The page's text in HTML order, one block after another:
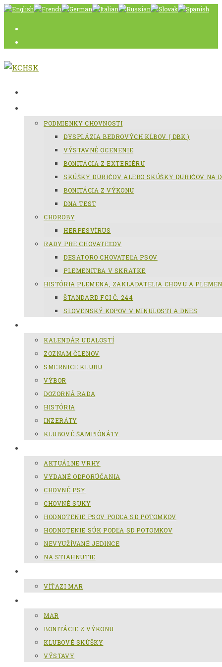
Skip
PODMIENKY CHOVNOSTI
DYSPLÁZIA BEDROVÝCH KĹBOV ( DBK )
VÝSTAVNÉ OCENENIE
BONITÁCIA Z EXTERIÉRU
SKÚŠKY DURIČOV ALEBO SKÚŠKY DURIČOV NA
BONITÁCIA Z VÝKONU
DNA TEST
CHOROBY
HERPESVÍRUS
RADY PRE CHOVATEĽOV
DESATORO CHOVATEĽA PSOV
PLEMENITBA V SKRATKE
HISTÓRIA PLEMENA, ZAKLADATELIA CHOVU A
ŠTANDARD FCI Č. 244
SLOVENSKÝ KOPOV V MINULOSTI A DNES
KALENDÁR UDALOSTÍ
ZOZNAM ČLENOV
SMERNICE KLUBU
VÝBOR
DOZORNÁ RADA
HISTÓRIA
INZERÁTY
KLUBOVÉ ŠAMPIÓNÁTY
AKTUÁLNE VRHY
VYDANÉ ODPORÚČANIA
CHOVNÉ PSY
CHOVNÉ SUKY
HODNOTENIE PSOV PODĽA SD POTOMKOV
HODNOTENIE SÚK PODĽA SD POTOMKOV
NEVYUŽÍVANÉ JEDINCE
NA STIAHNUTIE
VÍŤAZI MAR
MAR
BONITÁCIE Z VÝKONU
KLUBOVÉ SKÚŠKY
VÝSTAVY